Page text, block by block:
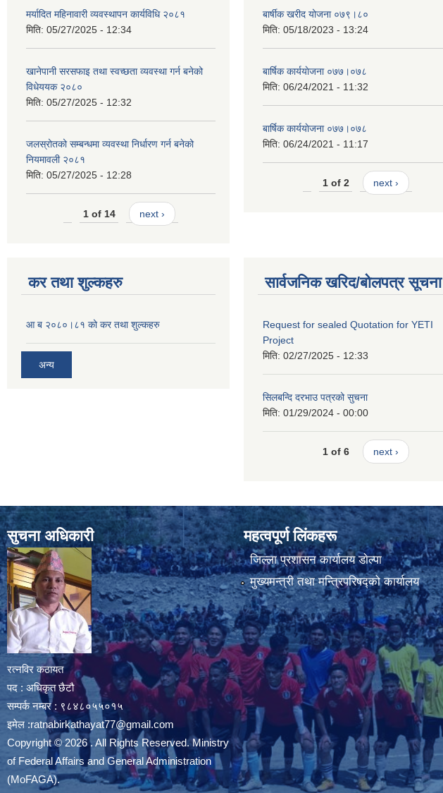
मर्यादित महिनावारी व्यवस्थापन कार्यविधि २०८१
मिति: 05/27/2025 - 12:34
खानेपानी सरसफाइ तथा स्वच्छता व्यवस्था गर्न बनेको
विधेययक २०८०
मिति: 05/27/2025 - 12:32
जलस्रोतको सम्बन्धमा व्यवस्था निर्धारण गर्न बनेको
नियमावली २०८१
मिति: 05/27/2025 - 12:28
1 of 14 next ›
बार्षीक खरीद योजना ०७९।८०
मिति: 05/18/2023 - 13:24
बार्षिक कार्ययाेजना ०७७।०७८
मिति: 06/24/2021 - 11:32
बार्षिक कार्ययाेजना ०७७।०७८
मिति: 06/24/2021 - 11:17
1 of 2 next ›
कर तथा शुल्कहरु
आ ब २०८०।८१ को कर तथा शुल्कहरु
अन्य
सार्वजनिक खरिद/बोलपत्र सूचना
Request for sealed Quotation for YETI
Project
मिति: 02/27/2025 - 12:33
सिलबन्दि दरभाउ पत्रको सुचना
मिति: 01/29/2024 - 00:00
1 of 6 next ›
सुचना अधिकारी
रत्नविर कठायत
पद : अधिकृत छैटौ
सम्पर्क नम्बर : ९८४८०५५०१५
इमेल :ratnabirkathayat77@gmail.com
Copyright © 2026 . All Rights Reserved. Ministry
of Federal Affairs and General Administration
(MoFAGA).
महत्वपूर्ण लिंकहरू
जिल्ला प्रशासन कार्यालय डाेल्पा
मुख्यमन्त्री तथा मन्त्रिपरिषद्को कार्यालय